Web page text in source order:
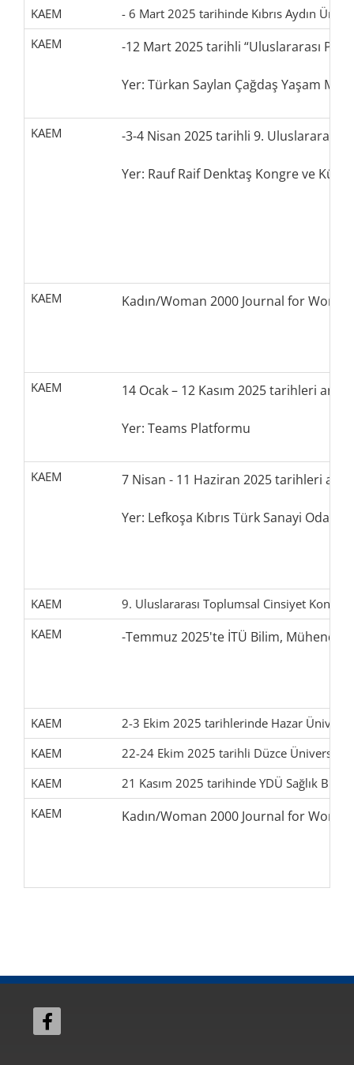
KAEM
- 6 Mart 2025 tarihinde Kıbrıs Aydın
KAEM
-12 Mart 2025 tarihli “Uluslararası
Yer: Türkan Saylan Çağdaş Yaşam
KAEM -3-4 Nisan 2025 tarihli 9. Uluslararası
Yer: Rauf Raif Denktaş Kongre ve
KAEM Kadın/Woman 2000 Journal for
KAEM 14 Ocak – 12 Kasım 2025 tarihleri
Yer: Teams Platformu
KAEM 7 Nisan - 11 Haziran 2025 tarihleri
Yer: Lefkoşa Kıbrıs Türk Sanayi Odası
KAEM
9. Uluslararası Toplumsal Cinsiyet
KAEM
-Temmuz 2025'te İTÜ Bilim,
KAEM
2-3 Ekim 2025 tarihlerinde Hazar
KAEM
22-24 Ekim 2025 tarihli Düzce Üniversitesi
KAEM
21 Kasım 2025 tarihinde YDÜ Sağlık
KAEM
Kadın/Woman 2000 Journal for